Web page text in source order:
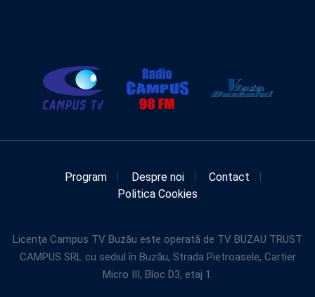
Program Despre noi
Contact
Politica Cookies
Licența Campus TV Buzău este operată de TV BUZAU TRUST
CAMPUS SRL cu sediul în Buzău, Strada Pietroasele, Cartier
Micro III, Bloc D3, etaj 1.